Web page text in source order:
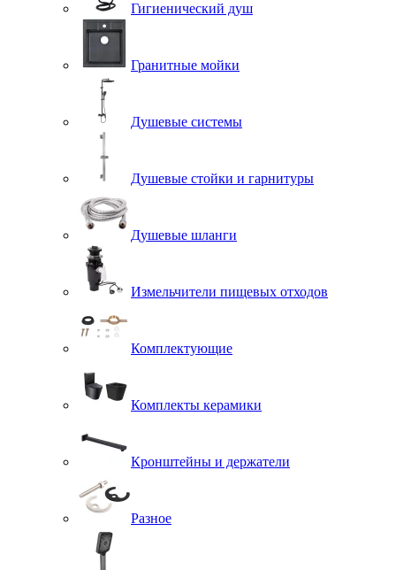
Гигиенический душ
Гранитные мойки
Душевые системы
Душевые стойки и гарнитуры
Душевые шланги
Измельчители пищевых отходов
Комплектующие
Комплекты керамики
Кронштейны и держатели
Разное